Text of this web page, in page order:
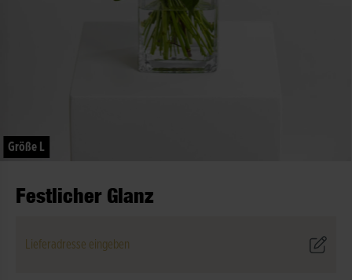
Größe L
Festlicher Glanz
Lieferadresse eingeben